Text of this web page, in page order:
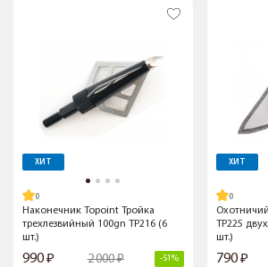
ХИТ
Наконечник Topoint Тройка
трехлезвийный 100gn TP216 (6
шт.)
990 2 000 -51%
ХИТ
TP225
шт.)
790